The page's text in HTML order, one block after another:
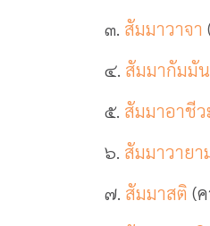
๓. สัมมาวาจา
๔. สัมมากัมมั
๕. สัมมาอาชีว
๖. สัมมาวายา
๗. สัมมาสติ (